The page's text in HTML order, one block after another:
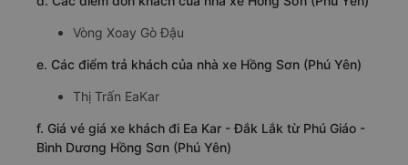
Vòng Xoay Gò Đậu
e. Các điểm trả khách của nhà xe Hồng Sơn (Phú Yên)
Thị Trấn EaKar
f. Giá vé giá xe khách đi Ea Kar - Đắk Lắk từ Phú Giáo -
Bình Dương Hồng Sơn (Phú Yên)